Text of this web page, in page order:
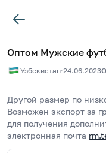
Оптом Мужские
Узбекистан·24.06.2023
Другой размер по
Возможен экспорт за
для получения
электронная почта